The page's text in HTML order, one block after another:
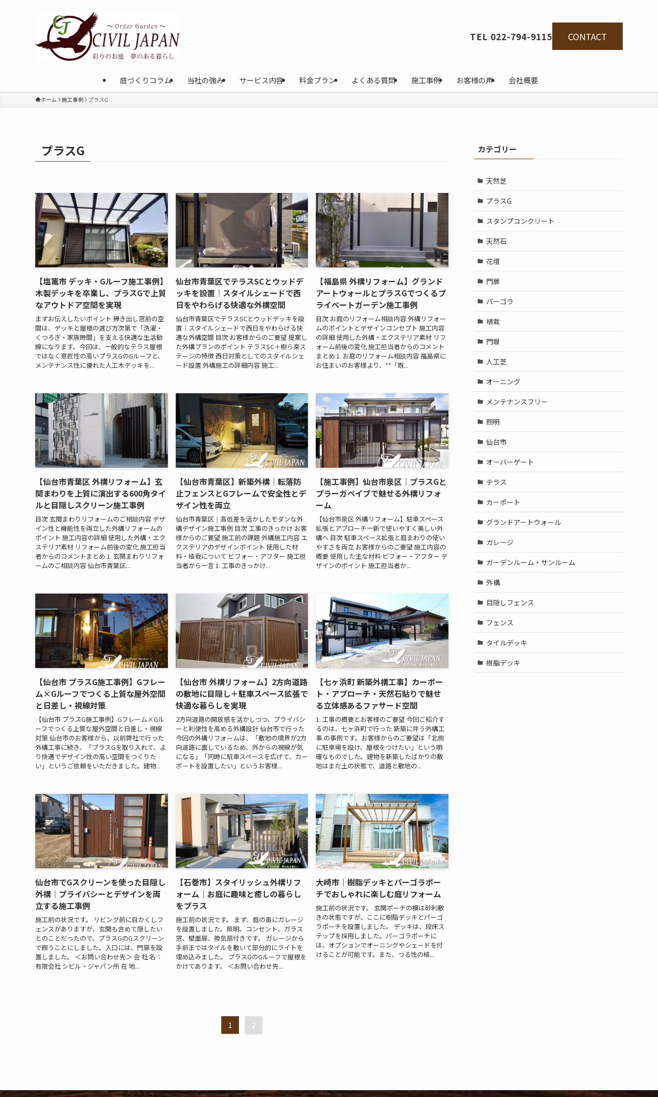
庭づくりコラム 当社の強み サービス内容 料金プラン よくある質問 施工事例 お客様の声 会社概要
TEL 022-794-9115 CONTACT
ホーム 施工事例 プラスG
プラスG
【塩竃市 デッキ・Gルーフ施工事例】
木製デッキを卒業し、プラスGで上質
なアウトドア空間を実現
まずお伝えしたいポイント 掃き出し窓前の空
間は、デッキと屋根の選び方次第で「洗濯・
くつろぎ・家族時間」を支える快適な生活動
線になります。今回は、一般的なテラス屋根
ではなく意匠性の高いプラスGのGルーフと、
メンテナンス性に優れた人工木デッキを...
仙台市青葉区でテラスSCとウッドデ
ッキを設置｜スタイルシェードで西
日をやわらげる快適な外構空間
仙台市青葉区でテラスSCとウッドデッキを設
置｜スタイルシェードで西日をやわらげる快
適な外構空間 目次 お客様からのご要望 提案し
た外構プランのポイント テラスSC＋樹ら楽ス
テージの特徴 西日対策としてのスタイルシェ
ード設置 外構施工の詳細内容 施工...
【福島県 外構リフォーム】グランド
アートウォールとプラスGでつくるプ
ライベートガーデン施工事例
目次 お庭のリフォーム相談内容 外構リフォー
ムのポイントとデザインコンセプト 施工内容
の詳細 使用した外構・エクステリア素材 リフ
ォーム前後の変化 施工担当者からのコメント
まとめ 1. お庭のリフォーム相談内容 福島県に
お住まいのお客様より、**「既...
【仙台市青葉区 外構リフォーム】玄
関まわりを上質に演出する600角タイ
ルと目隠しスクリーン施工事例
目次 玄関まわりリフォームのご相談内容 デザ
イン性と機能性を両立した外構リフォームの
ポイント 施工内容の詳細 使用した外構・エク
ステリア素材 リフォーム前後の変化 施工担当
者からのコメントまとめ 1. 玄関まわりリフォ
ームのご相談内容 仙台市青葉区...
【仙台市青葉区】新築外構｜転落防
止フェンスとGフレームで安全性とデ
ザイン性を両立
仙台市青葉区｜高低差を活かしたモダンな外
構デザイン施工事例 目次 工事のきっかけ お客
様からのご要望 施工前の課題 外構施工内容 エ
クステリアのデザインポイント 使用した材
料・植栽について ビフォー・アフター 施工担
当者から一言 1. 工事のきっかけ...
【施工事例】仙台市泉区｜プラスGと
プラーガペイブで魅せる外構リフォ
ーム
【仙台市泉区 外構リフォーム】駐車スペース
拡張とアプローチ一新で使いやすく美しい外
構へ 目次 駐車スペース拡張と庭まわりの使い
やすさを両立 お客様からのご要望 施工内容の
概要 使用した主な材料 ビフォー・アフター デ
ザインのポイント 施工担当者か...
【仙台市 プラスG施工事例】Gフレー
ム×Gルーフでつくる上質な屋外空間
と日差し・視線対策
【仙台市 プラスG施工事例】Gフレーム×Gル
ーフでつくる上質な屋外空間と日差し・視線
対策 仙台市のお客様から、以前弊社で行った
外構工事に続き、「プラスGを取り入れて、よ
り快適でデザイン性の高い空間をつくりた
い」というご依頼をいただきました。建物...
【仙台市 外構リフォーム】2方向道路
の敷地に目隠し＋駐車スペース拡張で
快適な暮らしを実現
2方向道路の開放感を活かしつつ、プライバシ
ーと利便性を高める外構設計 仙台市で行った
今回の外構リフォームは、「敷地の境界が2方
向道路に面しているため、外からの視線が気
になる」「同時に駐車スペースを広げて、カー
ポートを設置したい」というお客様...
【七ヶ浜町 新築外構工事】カーポー
ト・アプローチ・天然石貼りで魅せ
る立体感あるファサード空間
1. 工事の概要とお客様のご要望 今回ご紹介す
るのは、七ヶ浜町で行った 新築に伴う外構工
事 の事例です。お客様からのご要望は「北側
に駐車場を設け、屋根をつけたい」という明
確なものでした。建物を新築したばかりの敷
地はまだ土の状態で、道路と敷地の...
仙台市でGスクリーンを使った目隠し
外構｜プライバシーとデザインを両
立する施工事例
施工前の状況です。 リビング前に目かくしフ
ェンスがありますが、玄関も含めて隠したい
とのことだったので、プラスGのGスクリーン
で囲うことにしました。入口には、門扉を設
置しました。 ＜お問い合わせ先＞ 会 社 名：
有限会社 シビル・ジャパン所 在 地...
【石巻市】スタイリッシュ外構リフ
ォーム｜お庭に趣味と癒しの暮らし
をプラス
施工前の状況です。 まず、庭の奥にガレージ
を設置しました。照明、コンセント、ガラス
窓、壁面扉、換気扇付きです。 ガレージから
手前まではタイルを敷いて部分的にライトを
埋め込みました。 プラスGのGルーフで屋根を
かけてあります。 ＜お問い合わせ先...
大崎市｜樹脂デッキとパーゴラポー
チでおしゃれに楽しむ庭リフォーム
施工前の状況です。 玄関ポーチの横は砂利敷
きの状態ですが、ここに樹脂デッキとパーゴ
ラポーチを設置しました。 デッキは、段床ス
テップを採用しました。パーゴラポーチに
は、オプションでオーニングやシェードを付
けることが可能です。また、つる性の植...
1 2
カテゴリー
天然芝
プラスG
スタンプコンクリート
天然石
花壇
門扉
パーゴラ
植栽
門塀
人工芝
オーニング
メンテナンスフリー
照明
仙台市
オーバーゲート
テラス
カーポート
グランドアートウォール
ガレージ
ガーデンルーム・サンルーム
外構
目隠しフェンス
フェンス
タイルデッキ
樹脂デッキ